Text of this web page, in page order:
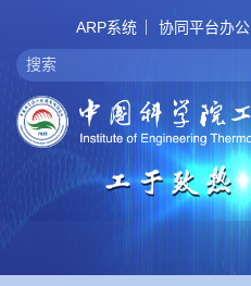
ARP系统 协同平台办公